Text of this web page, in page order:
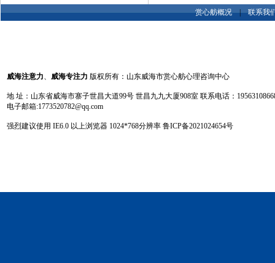
赏心舫概况|联系我
威海注意力、 威海专注力 版权所有：山东威海市赏心舫心理咨询中心
地 址：山东省威海市寨子世昌大道99号 世昌九九大厦908室 联系电话：
电子邮箱:1773520782@qq.com
强烈建议使用 IE6.0 以上浏览器 1024*768分辨率 鲁ICP备2021024654号